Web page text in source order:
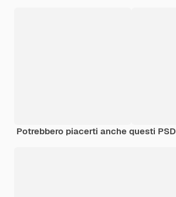
Potrebbero piacerti anche questi PSD